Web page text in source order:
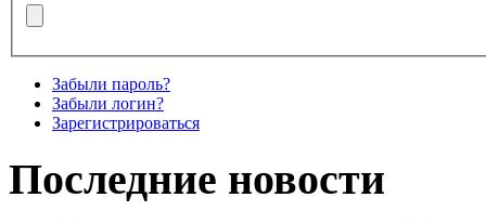
Забыли пароль?
Забыли логин?
Зарегистрироваться
Последние новости